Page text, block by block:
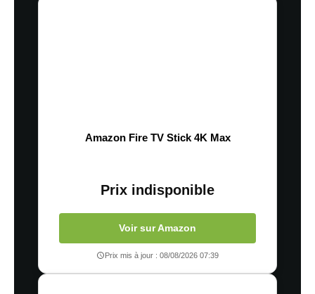
Amazon Fire TV Stick 4K Max
Prix indisponible
Voir sur Amazon
Prix mis à jour : 08/08/2026 07:39